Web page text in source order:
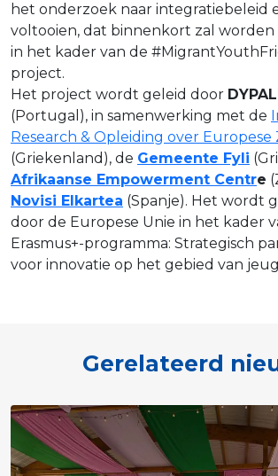
het onderzoek naar integratiebeleid
voltooien, dat binnenkort zal
in het kader van de
project.
Het project wordt geleid door
(Portugal), in samenwerking met de
Research & Opleiding over Europese
(Griekenland), de Gemeente Fyli
Afrikaanse Empowerment Centre
Novisi Elkartea (Spanje). Het wordt
door de Europese Unie in het kader
Erasmus+-programma: Strategisch
voor innovatie op het gebied van
Gerelateerd